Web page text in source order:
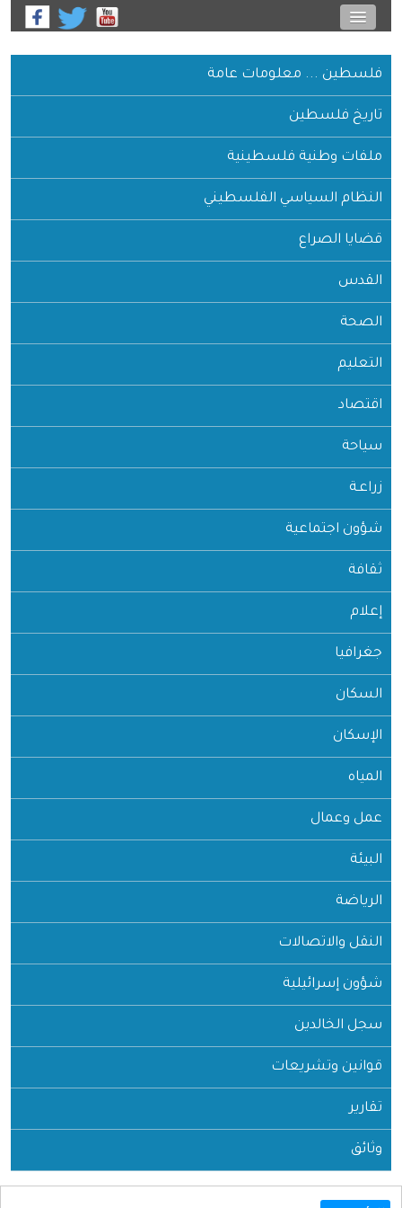
فلسطين ... معلومات عامة
تاريخ فلسطين
ملفات وطنية فلسطينية
النظام السياسي الفلسطيني
قضايا الصراع
القدس
الصحة
التعليم
اقتصاد
سياحة
زراعـة
شؤون اجتماعية
ثقافة
إعلام
جغرافيا
السكان
الإسكان
المياه
عمل وعمال
البيئة
الرياضة
النقل والاتصالات
شؤون إسرائيلية
سجل الخالدين
قوانين وتشريعات
تقارير
وثائق